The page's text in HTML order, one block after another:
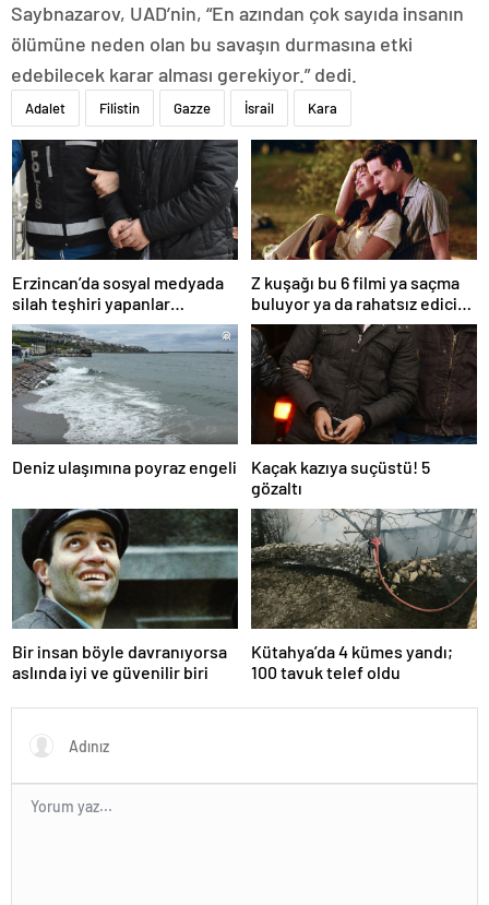
Saybnazarov, UAD’nin, “En azından çok sayıda insanın
ölümüne neden olan bu savaşın durmasına etki
edebilecek karar alması gerekiyor.” dedi.
Adalet Filistin Gazze İsrail Kara
Erzincan’da sosyal medyada
silah teşhiri yapanlar
yakalandı
Z kuşağı bu 6 filmi ya saçma
buluyor ya da rahatsız edici
ve toksik!
Deniz ulaşımına poyraz engeli
Kaçak kazıya suçüstü! 5
gözaltı
Bir insan böyle davranıyorsa
aslında iyi ve güvenilir biri
Kütahya’da 4 kümes yandı;
100 tavuk telef oldu